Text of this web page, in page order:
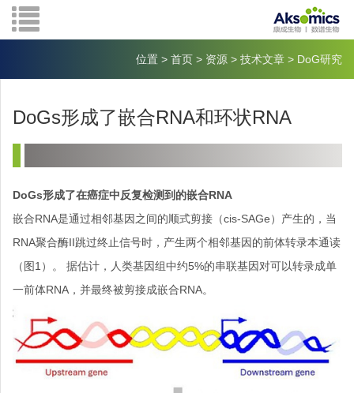
位置 > 首页 > 资源 > 技术文章 > DoG研究
DoGs形成了嵌合RNA和环状RNA
DoGs形成了在癌症中反复检测到的嵌合RNA
嵌合RNA是通过相邻基因之间的顺式剪接（cis-SAGe）产生的，当
RNA聚合酶II跳过终止信号时，产生两个相邻基因的前体转录本通读
（图1 ）。 据估计，人类基因组中约5%的串联基因对可以转录成单
一前体RNA ，并最终被剪接成嵌合RNA。